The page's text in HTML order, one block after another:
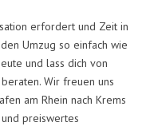
erfordert und Zeit in
Umzug so einfach wie
und lass dich von
Wir freuen uns
am Rhein nach Krems
preiswertes